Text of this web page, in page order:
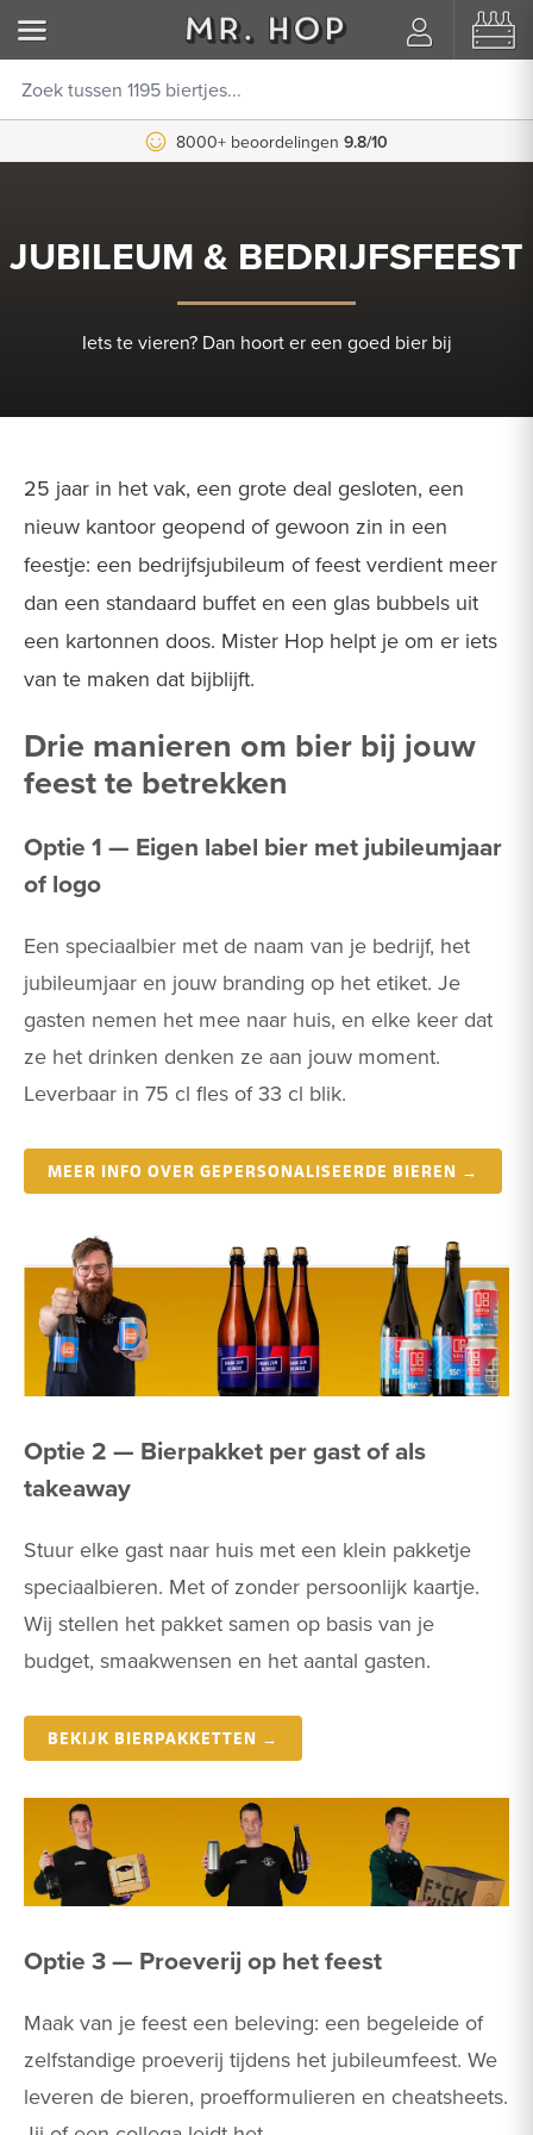
8000+ beoordelingen 9.8/10
Koppel je Untappd account
JUBILEUM & BEDRIJFSFEEST
Iets te vieren? Dan hoort er een goed bier bij
25 jaar in het vak, een grote deal gesloten, een
nieuw kantoor geopend of gewoon zin in een
feestje: een bedrijfsjubileum of feest verdient meer
dan een standaard buffet en een glas bubbels uit
een kartonnen doos. Mister Hop helpt je om er iets
van te maken dat bijblijft.
Drie manieren om bier bij jouw
feest te betrekken
Optie 1 — Eigen label bier met jubileumjaar
of logo
Een speciaalbier met de naam van je bedrijf, het
jubileumjaar en jouw branding op het etiket. Je
gasten nemen het mee naar huis, en elke keer dat
ze het drinken denken ze aan jouw moment.
Leverbaar in 75 cl fles of 33 cl blik.
MEER INFO OVER GEPERSONALISEERDE BIEREN →
Optie 2 — Bierpakket per gast of als
takeaway
Stuur elke gast naar huis met een klein pakketje
speciaalbieren. Met of zonder persoonlijk kaartje.
Wij stellen het pakket samen op basis van je
budget, smaakwensen en het aantal gasten.
BEKIJK BIERPAKKETTEN →
Optie 3 — Proeverij op het feest
Maak van je feest een beleving: een begeleide of
zelfstandige proeverij tijdens het jubileumfeest. We
leveren de bieren, proefformulieren en cheatsheets.